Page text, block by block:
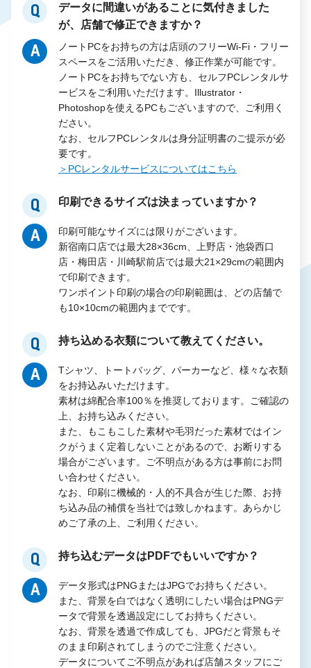
Q
データに間違いがあることに気付きました
が、店舗で修正できますか？
A
ノートPCをお持ちの方は店頭のフリーWi-Fi・フリー
スペースをご活用いただき、修正作業が可能です。
ノートPCをお持ちでない方も、セルフPCレンタルサ
ービスをご利用いただけます。Illustrator・
Photoshopを使えるPCもございますので、ご利用く
ださい。
なお、セルフPCレンタルは身分証明書のご提示が必
要です。
＞PCレンタルサービスについてはこちら
Q 印刷できるサイズは決まっていますか？
A
印刷可能なサイズには限りがございます。
新宿南口店では最大28×36cm、上野店・池袋西口
店・梅田店・川崎駅前店では最大21×29cmの範囲内
で印刷できます。
ワンポイント印刷の場合の印刷範囲は、どの店舗で
も10×10cmの範囲内までです。
Q 持ち込める衣類について教えてください。
A
Tシャツ、トートバッグ、パーカーなど、様々な衣類
をお持込みいただけます。
素材は綿配合率100％を推奨しております。ご確認の
上、お持ち込みください。
また、もこもこした素材や毛羽だった素材ではイン
クがうまく定着しないことがあるので、お断りする
場合がございます。ご不明点がある方は事前にお問
い合わせください。
なお、印刷に機械的・人的不具合が生じた際、お持
ち込み品の補償を当社では致しかねます。あらかじ
めご了承の上、ご利用ください。
Q 持ち込むデータはPDFでもいいですか？
A
データ形式はPNGまたはJPGでお持ちください。
また、背景を白ではなく透明にしたい場合はPNGデ
ータで背景を透過設定にしてお持ちください。
なお、背景を透過で作成しても、JPGだと背景もそ
のまま印刷されてしまうのでご注意ください。
データについてご不明点があれば店舗スタッフにご